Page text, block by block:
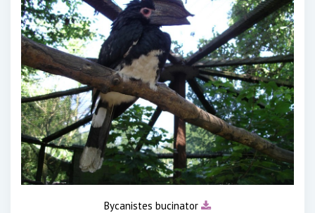
Bycanistes bucinator